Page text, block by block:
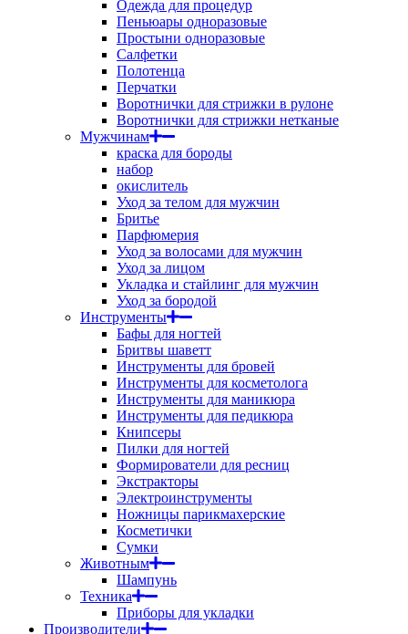
Одежда для процедур
Пеньюары одноразовые
Простыни одноразовые
Салфетки
Полотенца
Перчатки
Воротнички для стрижки в рулоне
Воротнички для стрижки нетканые
Мужчинам
краска для бороды
набор
окислитель
Уход за телом для мужчин
Бритье
Парфюмерия
Уход за волосами для мужчин
Уход за лицом
Укладка и стайлинг для мужчин
Уход за бородой
Инструменты
Бафы для ногтей
Бритвы шаветт
Инструменты для бровей
Инструменты для косметолога
Инструменты для маникюра
Инструменты для педикюра
Книпсеры
Пилки для ногтей
Формирователи для ресниц
Экстракторы
Электроинструменты
Ножницы парикмахерские
Косметички
Сумки
Животным
Шампунь
Техника
Приборы для укладки
Производители